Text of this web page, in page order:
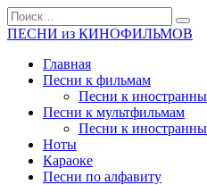
Перейти
к
Search
for:
ПЕСНИ из КИНОФИЛЬМОВ
Главная
Песни к фильмам
Песни к
Песни к мультфильмам
Песни к
Ноты
Караоке
Песни по алфавиту